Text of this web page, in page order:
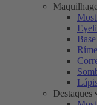
Destaques